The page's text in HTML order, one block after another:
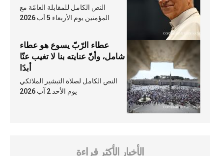
النص الكامل للمقابلة العامّة مع
المؤمنين يوم الأربعاء 5 آب 2026
عطاء الرّبّ يسوع هو عطاء
شامل، وأنّ عنايته بنا لا تغيب عنّا
أبدًا
النص الكامل لصلاة التبشير الملائكي
يوم الأحد 2 آب 2026
الأخبار الأكثر قراءة